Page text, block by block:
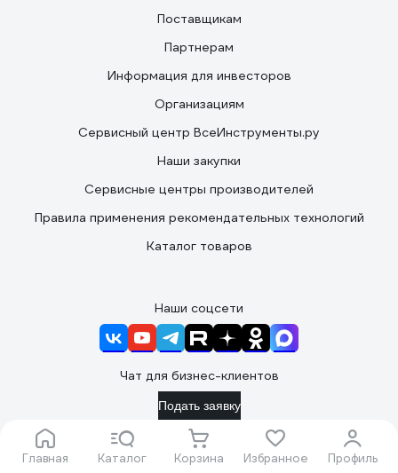
Главная Каталог Корзина Избранное Профиль
Поставщикам
Партнерам
Информация для инвесторов
Организациям
Сервисный центр ВсеИнструменты.ру
Наши закупки
Сервисные центры производителей
Правила применения рекомендательных технологий
Каталог товаров
Наши соцсети
Чат для бизнес-клиентов
Подать заявку
Вы принимаете условия
политики в отношении обработки
персональных данных
ипользовательского соглашения